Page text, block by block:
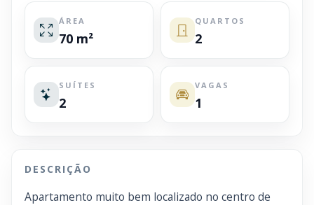
ÁREA
70 m²
QUARTOS
2
SUÍTES
2
VAGAS
1
DESCRIÇÃO
Apartamento muito bem localizado no centro de